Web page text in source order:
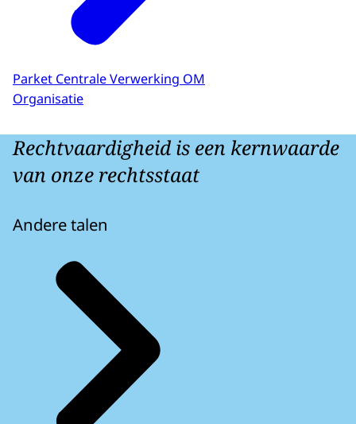
Parket Centrale Verwerking OM
Organisatie
Rechtvaardigheid is een kernwaarde
van onze rechtsstaat
Andere talen